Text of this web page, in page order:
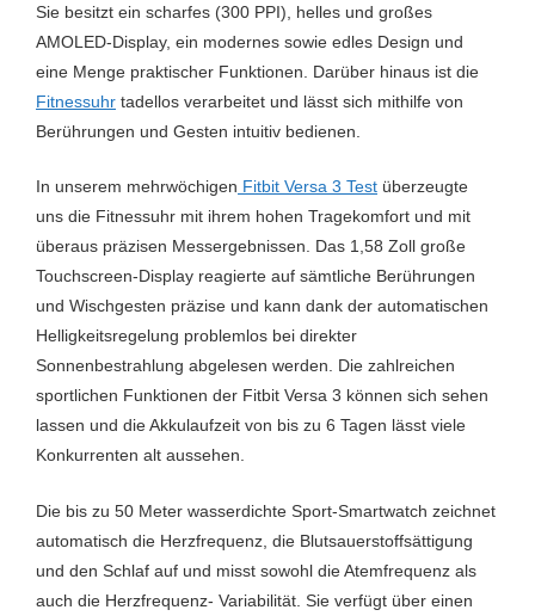
LTE Nein
Musiksteuerung Ja
Musikwiedergabe Ja
Optischer HF-Sensor
Radfahren Ja
Rudern Ja
Schlaftracking
Schrittzählung Ja
Schwimmen
Stressmessung
Thermometer Nein
Wandern Ja
Sie besitzt ein scharfes (300 PPI), helles und großes
AMOLED-Display, ein modernes sowie edles Design und
eine Menge praktischer Funktionen. Darüber hinaus ist die
Fitnessuhr tadellos verarbeitet und lässt sich mithilfe von
Berührungen und Gesten intuitiv bedienen.
In unserem mehrwöchigen Fitbit Versa 3 Test überzeugte
uns die Fitnessuhr mit ihrem hohen Tragekomfort und mit
überaus präzisen Messergebnissen. Das 1,58 Zoll große
Touchscreen-Display reagierte auf sämtliche Berührungen
und Wischgesten präzise und kann dank der automatischen
Helligkeitsregelung problemlos bei direkter
Sonnenbestrahlung abgelesen werden. Die zahlreichen
sportlichen Funktionen der Fitbit Versa 3 können sich sehen
lassen und die Akkulaufzeit von bis zu 6 Tagen lässt viele
Konkurrenten alt aussehen.
Die bis zu 50 Meter wasserdichte Sport-Smartwatch zeichnet
automatisch die Herzfrequenz, die Blutsauerstoffsättigung
und den Schlaf auf und misst sowohl die Atemfrequenz als
auch die Herzfrequenz- Variabilität. Sie verfügt über einen